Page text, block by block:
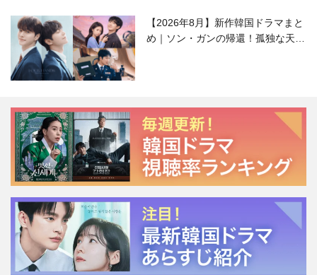
【2026年8月】新作韓国ドラマまと
め｜ソン・ガンの帰還！孤独な天才